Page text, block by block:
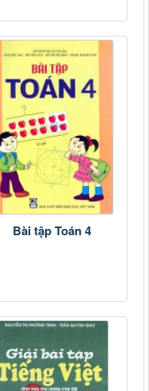
Bài tập Toán 4